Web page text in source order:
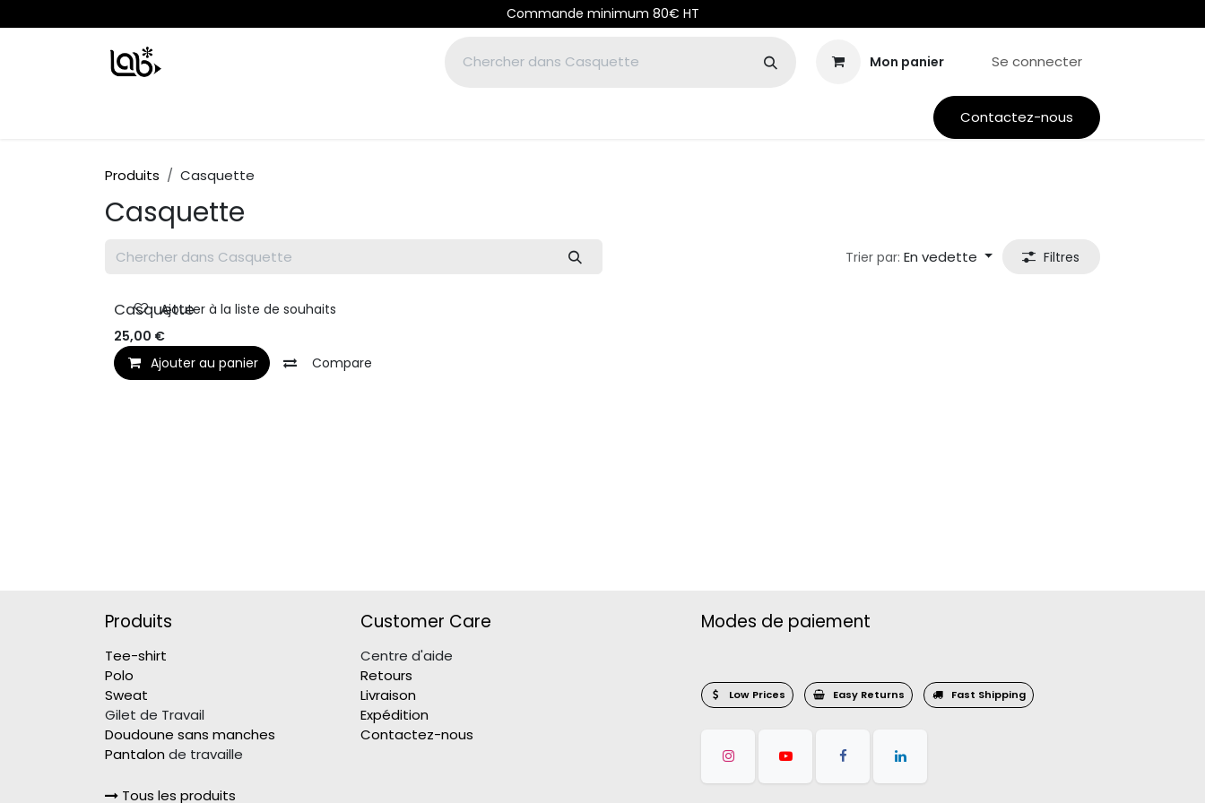
Commande minimum 80€ HT
Mon panier Se connecter
Contactez-nous
Produits Casquette
Casquette
Trier par: En vedette Filtres
Nouveau !
Casquette
25,00 €
Ajouter au panier
Compare
Ajouter à la liste de souhaits
Produits
Tee-shirt
Polo
Sweat
Gilet de Travail
Doudoune sans manches
Pantalon de travaille
Tous les produits
Customer Care
Centre d'aide
Retours
Livraison
Expédition
Contactez-nous
Modes de paiement
Low Prices Easy Returns Fast Shipping